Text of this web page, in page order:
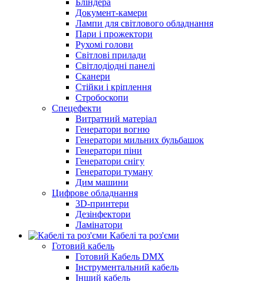
Бліндера
Документ-камери
Лампи для світлового обладнання
Пари і прожектори
Рухомі голови
Світлові прилади
Світлодіодні панелі
Сканери
Стійки і кріплення
Стробоскопи
Спецефекти
Витратний матеріал
Генератори вогню
Генератори мильних бульбашок
Генератори піни
Генератори снігу
Генератори туману
Дим машини
Цифрове обладнання
3D-принтери
Дезінфектори
Ламінатори
Кабелі та роз'єми
Готовий кабель
Готовий Кабель DMX
Інструментальний кабель
Інший кабель